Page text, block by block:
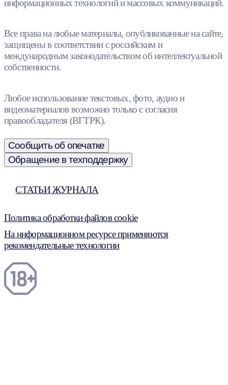
информационных технологий и массовых коммуникаций.
Все права на любые материалы, опубликованные на сайте,
защищены в соответствии с российским и
международным законодательством об интеллектуальной
собственности.
Любое использование текстовых, фото, аудио и
видеоматериалов возможно только с согласия
правообладателя (ВГТРК).
Сообщить об опечатке
Обращение в техподдержку
СТАТЬИ ЖУРНАЛА
Политика обработки файлов cookie
На информационном ресурсе применяются
рекомендательные технологии